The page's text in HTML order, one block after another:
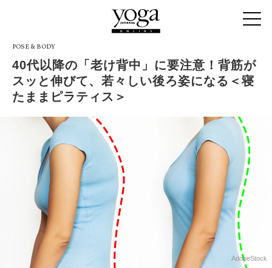
POSE & BODY
40代以降の「老け背中」に要注意！背筋が
スッと伸びて、若々しい後ろ姿になる＜寝
たままピラティス＞
AdobeStock